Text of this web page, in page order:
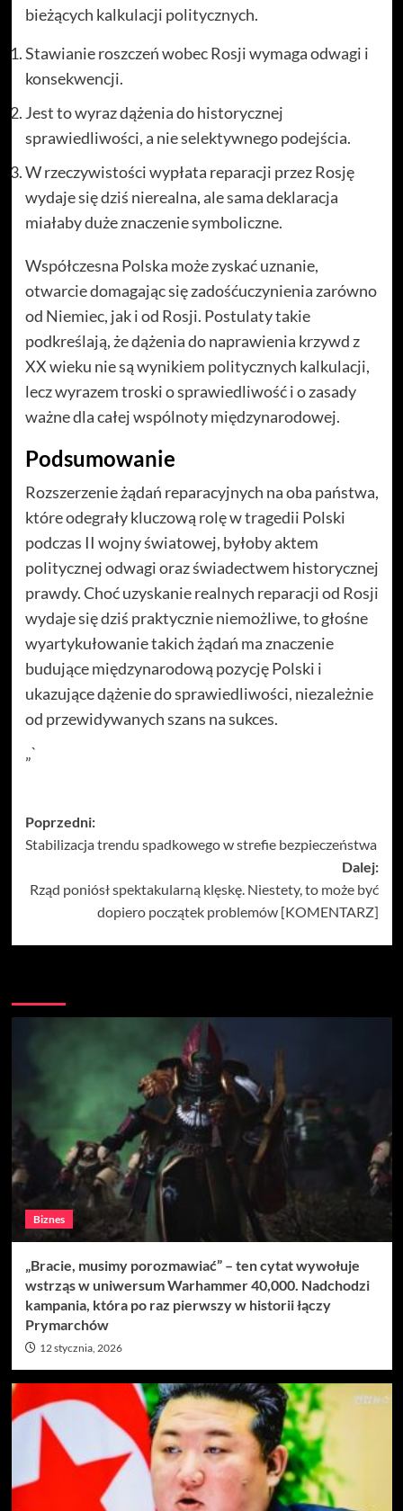
bieżących kalkulacji politycznych.
Stawianie roszczeń wobec Rosji wymaga odwagi i
konsekwencji.
Jest to wyraz dążenia do historycznej
sprawiedliwości, a nie selektywnego podejścia.
W rzeczywistości wypłata reparacji przez Rosję
wydaje się dziś nierealna, ale sama deklaracja
miałaby duże znaczenie symboliczne.
Współczesna Polska może zyskać uznanie,
otwarcie domagając się zadośćuczynienia zarówno
od Niemiec, jak i od Rosji. Postulaty takie
podkreślają, że dążenia do naprawienia krzywd z
XX wieku nie są wynikiem politycznych kalkulacji,
lecz wyrazem troski o sprawiedliwość i o zasady
ważne dla całej wspólnoty międzynarodowej.
Podsumowanie
Rozszerzenie żądań reparacyjnych na oba państwa,
które odegrały kluczową rolę w tragedii Polski
podczas II wojny światowej, byłoby aktem
politycznej odwagi oraz świadectwem historycznej
prawdy. Choć uzyskanie realnych reparacji od Rosji
wydaje się dziś praktycznie niemożliwe, to głośne
wyartykułowanie takich żądań ma znaczenie
budujące międzynarodową pozycję Polski i
ukazujące dążenie do sprawiedliwości, niezależnie
od przewidywanych szans na sukces.
„`
Zobacz
wpisy
Poprzedni:
Stabilizacja trendu spadkowego w strefie bezpieczeństwa
Dalej:
Rząd poniósł spektakularną klęskę. Niestety, to może być
dopiero początek problemów [KOMENTARZ]
Biznes
„Bracie, musimy porozmawiać” – ten cytat wywołuje
wstrząs w uniwersum Warhammer 40,000. Nadchodzi
kampania, która po raz pierwszy w historii łączy
Prymarchów
12 stycznia, 2026